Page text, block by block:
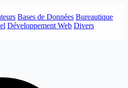
Bases de Données Bureautique
Développement Web Divers